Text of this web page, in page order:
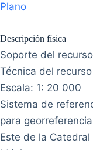
Plano
Descripción física
Soporte del
Escala: 1: 20 000
Sistema de
para
Este de la